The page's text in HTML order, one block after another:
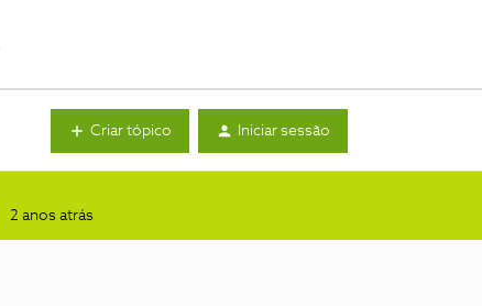
Criar tópico Iniciar sessão
2 anos atrás